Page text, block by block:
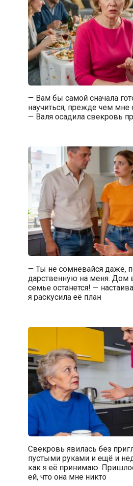
— Вам бы самой сначала
научиться, прежде чем мне
— Валя осадила свекровь
— Ты не сомневайся даже,
дарственную на меня. Дом
семье останется! —
я раскусила её план
Свекровь явилась без
пустыми руками и ещё и
как я её принимаю.
ей, что она мне никто